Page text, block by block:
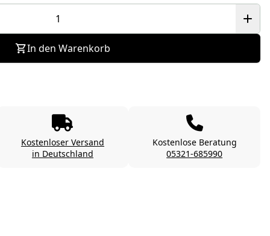
In den Warenkorb
Kostenloser Versand
in Deutschland
Kostenlose Beratung
05321-685990